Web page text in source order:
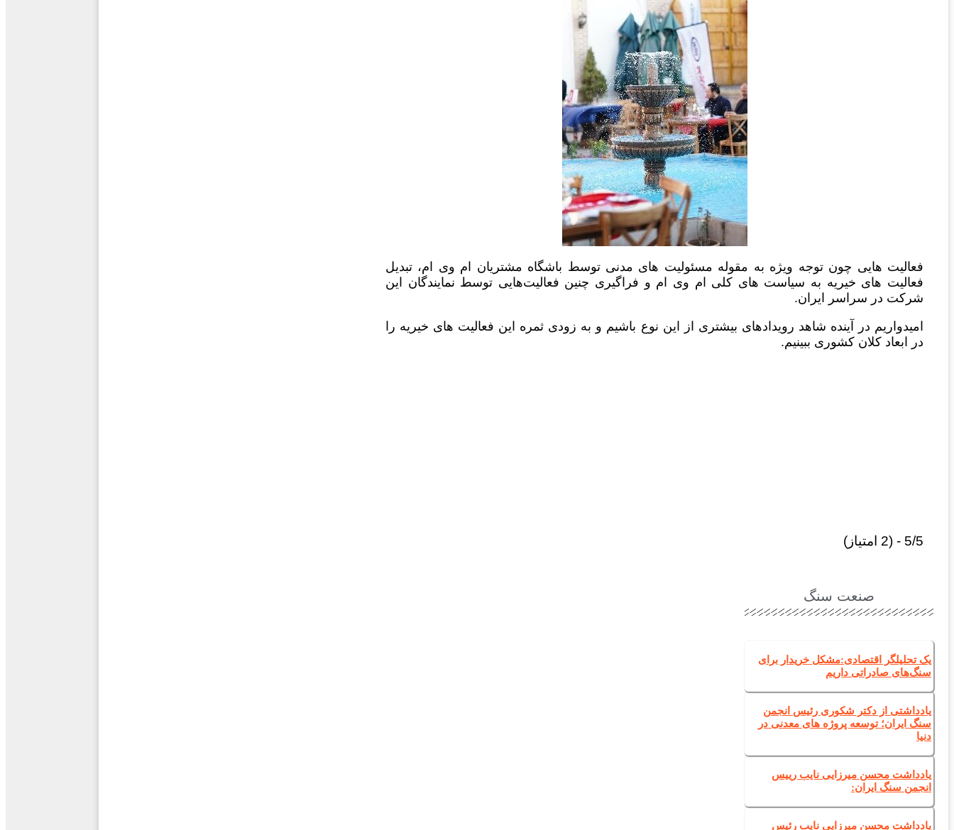
فعالیت هایی چون توجه ویژه به مقوله مسئولیت های مدنی توسط باشگاه مشتریان ام وی ام، تبدیل
فعالیت های خیریه به سیاست های کلی ام وی ام و فراگیری چنین فعالیت‌هایی توسط نمایندگان این
شرکت در سراسر ایران.
امیدواریم در آینده شاهد رویدادهای بیشتری از این نوع باشیم و به زودی ثمره این فعالیت های خیریه را
در ابعاد کلان کشوری ببینیم.
5/5 - (2 امتیاز)
صنعت سنگ
یک تحلیلگر اقتصادی:مشکل خریدار برای
سنگ‌های صادراتی داریم
یادداشتی از دکتر شکوری رئیس انجمن
سنگ ایران؛ توسعه پروژه های معدنی در
دنیا
یادداشت محسن میرزایی نایب رییس
انجمن سنگ ایران:
یادداشت محسن میرزایی نایب رئیس